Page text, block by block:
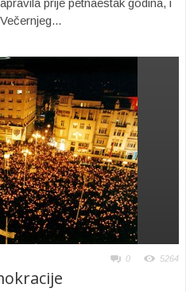
prije petnaestak godina, i
0 5264